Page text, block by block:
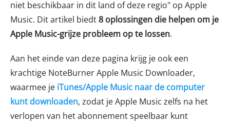
niet beschikbaar in dit land of deze regio" op Apple
Music. Dit artikel biedt8 oplossingen die helpen om je
Apple Music-grijze probleem op te lossen.
Aan het einde van deze pagina krijg je ook een
krachtige NoteBurner Apple Music Downloader,
waarmee je iTunes/Apple Music naar de computer
kunt downloaden, zodat je Apple Music zelfs na het
verlopen van het abonnement speelbaar kunt